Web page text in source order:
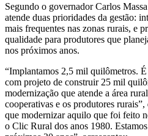
Segundo o governador Carlos
atende duas prioridades da gestão:
mais frequentes nas zonas rurais, e
qualidade para produtores que
nos próximos anos.
“Implantamos 2,5 mil quilômetros.
com projeto de construir 25 mil
modernização que atende a área
cooperativas e os produtores
que modernizar aquilo que foi feito
o Clic Rural dos anos 1980.